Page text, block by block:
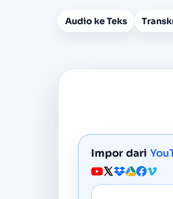
Audio ke Teks
Impor dari
URL Media